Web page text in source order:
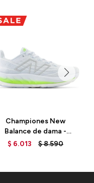
Championes New
Balance de dama -
VONGO - WVNGOLI6 -
$ 6.013 $8.590